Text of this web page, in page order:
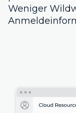
Weniger